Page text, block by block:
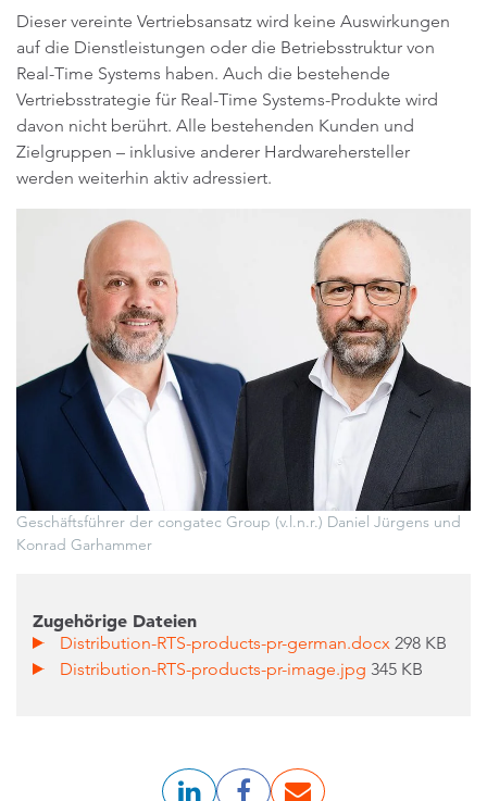
Geschäftsführer der congatec Group (v.l.n.r.) Daniel Jürgens und
Konrad Garhammer
Dieser vereinte Vertriebsansatz wird keine Auswirkungen
auf die Dienstleistungen oder die Betriebsstruktur von
Real-Time Systems haben. Auch die bestehende
Vertriebsstrategie für Real-Time Systems-Produkte wird
davon nicht berührt. Alle bestehenden Kunden und
Zielgruppen – inklusive anderer Hardwarehersteller
werden weiterhin aktiv adressiert.
Zugehörige Dateien
Distribution-RTS-products-pr-german.docx298 KB
Distribution-RTS-products-pr-image.jpg 345 KB